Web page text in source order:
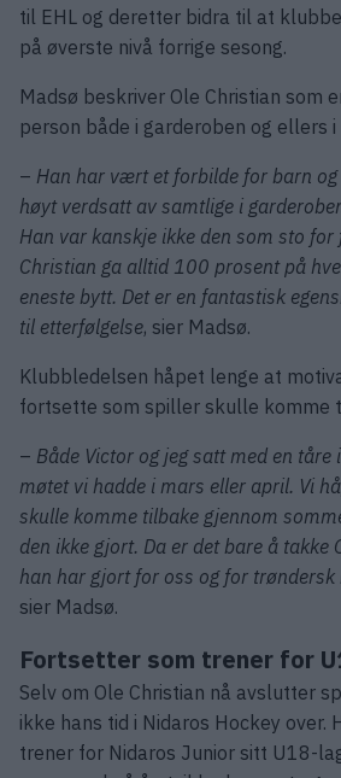
til EHL og deretter bidra til at
på øverste nivå forrige sesong.
Madsø beskriver Ole Christian som
person både i garderoben og ellers
– Han har vært et forbilde for barn
høyt verdsatt av samtlige i
Han var kanskje ikke den som sto for
Christian ga alltid 100 prosent på
eneste bytt. Det er en fantastisk
til etterfølgelse, sier Madsø.
Klubbledelsen håpet lenge at
fortsette som spiller skulle komme
– Både Victor og jeg satt med en tåre
møtet vi hadde i mars eller april. Vi
skulle komme tilbake gjennom
den ikke gjort. Da er det bare å takke
han har gjort for oss og for trøndersk
sier Madsø.
Fortsetter som trener for
Selv om Ole Christian nå avslutter
ikke hans tid i Nidaros Hockey over.
trener for Nidaros Junior sitt U18-